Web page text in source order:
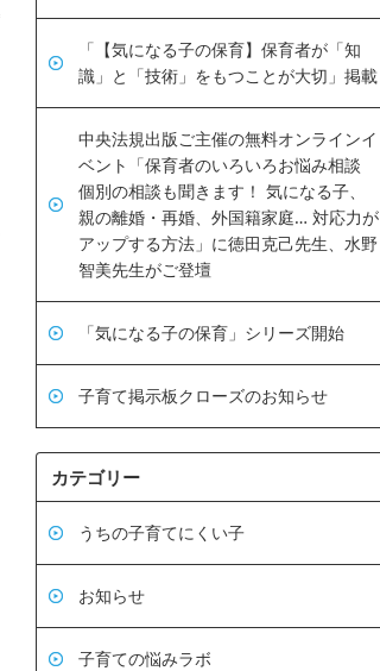
「【気になる子の保育】保育者が「知
識」と「技術」をもつことが大切」掲載
中央法規出版ご主催の無料オンラインイ
ベント「保育者のいろいろお悩み相談
個別の相談も聞きます！ 気になる子、
親の離婚・再婚、外国籍家庭… 対応力が
アップする方法」に徳田克己先生、水野
智美先生がご登壇
「気になる子の保育」シリーズ開始
子育て掲示板クローズのお知らせ
カテゴリー
うちの子育てにくい子
お知らせ
子育ての悩みラボ